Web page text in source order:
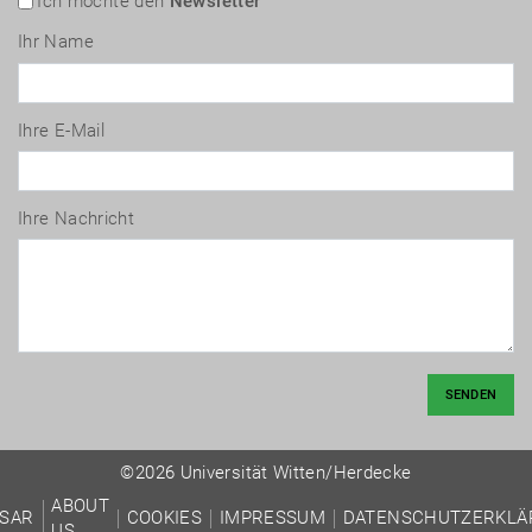
Ihr Name
Ihre E-Mail
Ihre Nachricht
SENDEN
©2026 Universität Witten/Herdecke
ABOUT
COOKIES IMPRESSUM